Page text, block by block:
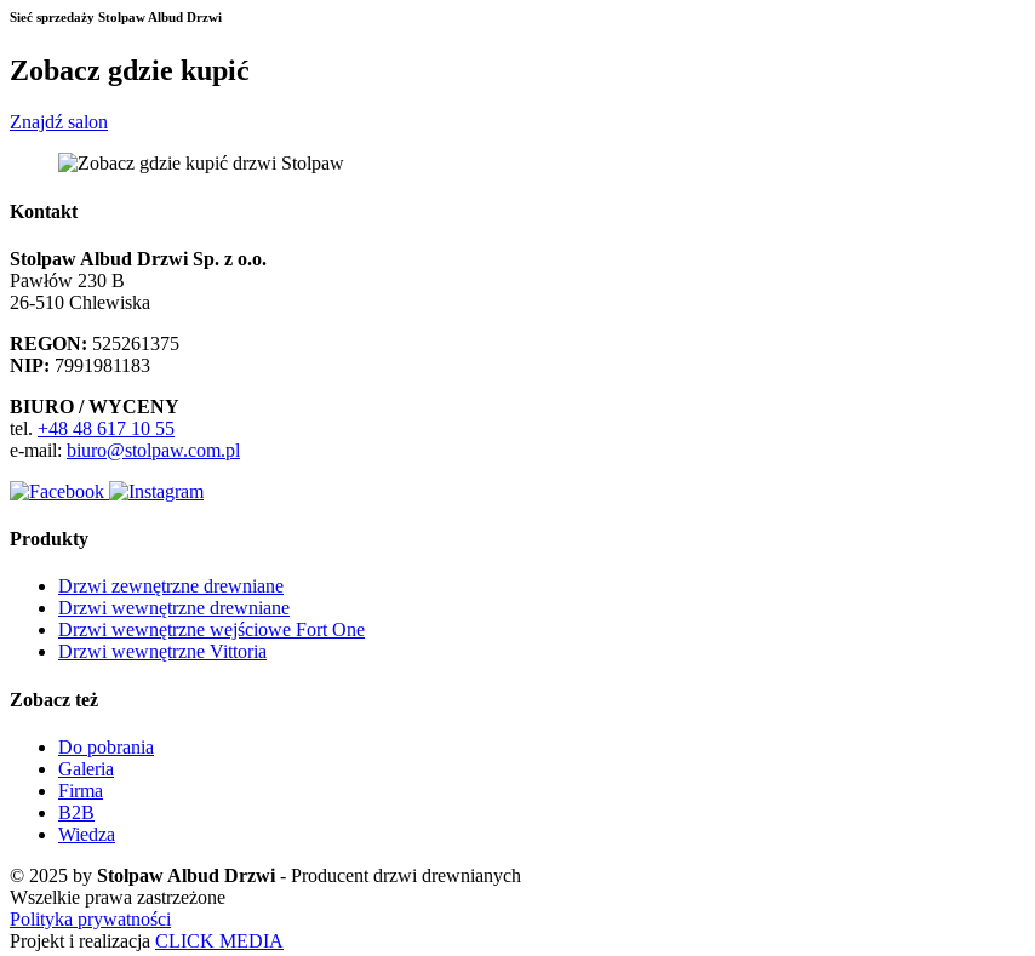
Sieć sprzedaży Stolpaw Albud Drzwi
Zobacz gdzie kupić
Znajdź salon
Kontakt
Stolpaw Albud Drzwi Sp. z o.o.
Pawłów 230 B
26-510 Chlewiska
REGON: 525261375
NIP: 7991981183
BIURO / WYCENY
tel. +48 48 617 10 55
e-mail: biuro@stolpaw.com.pl
Produkty
Drzwi zewnętrzne drewniane
Drzwi wewnętrzne drewniane
Drzwi wewnętrzne wejściowe Fort One
Drzwi wewnętrzne Vittoria
Zobacz też
Do pobrania
Galeria
Firma
B2B
Wiedza
© 2025 by Stolpaw Albud Drzwi - Producent drzwi drewnianych
Wszelkie prawa zastrzeżone
Polityka prywatności
Projekt i realizacja CLICK MEDIA